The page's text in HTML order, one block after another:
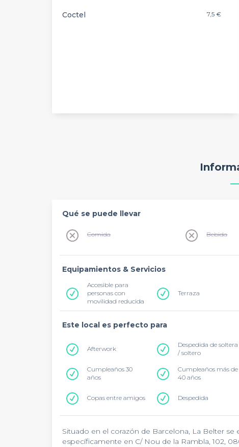
Coctel 7,5 €
Qué se puede llevar
Comida Bebida
Equipamientos & Servicios
Accesible para
personas con
movilidad reducida
Terraza
Este local es perfecto para
Afterwork
Despedida de soltera
/ soltero
Cumpleaños 30
años
Cumpleaños más de
40 años
Copas entre amigos Despedida
Situado en el corazón de Barcelona, La Belter
específicamente en C/ Nou de la Rambla, 102,